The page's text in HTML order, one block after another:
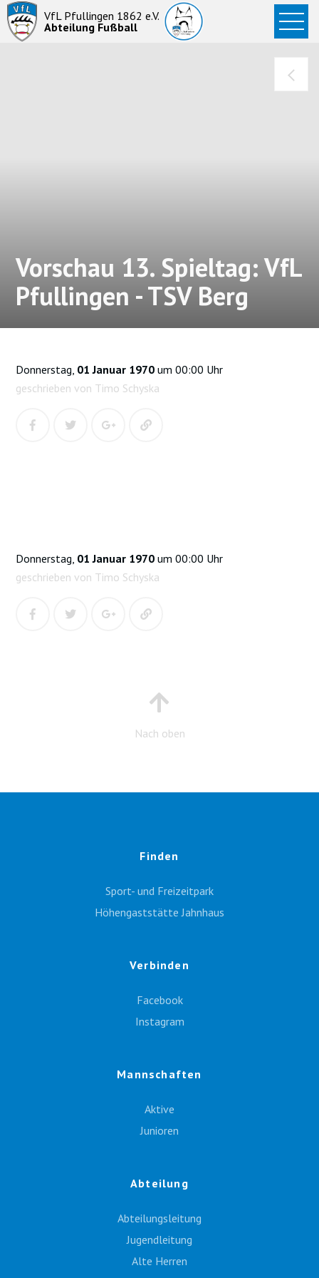
VfL Pfullingen 1862 e.V.
Abteilung Fußball
Startseite
News
Vorschau 13. Spieltag: VfL
Pfullingen - TSV Berg
Donnerstag, 01 Januar 1970 um 00:00 Uhr
geschrieben von Timo Schyska
Donnerstag, 01 Januar 1970 um 00:00 Uhr
geschrieben von Timo Schyska
Nach oben
Finden
Sport- und Freizeitpark
Höhengaststätte Jahnhaus
Verbinden
Facebook
Instagram
Mannschaften
Aktive
Junioren
Abteilung
Abteilungsleitung
Jugendleitung
Alte Herren